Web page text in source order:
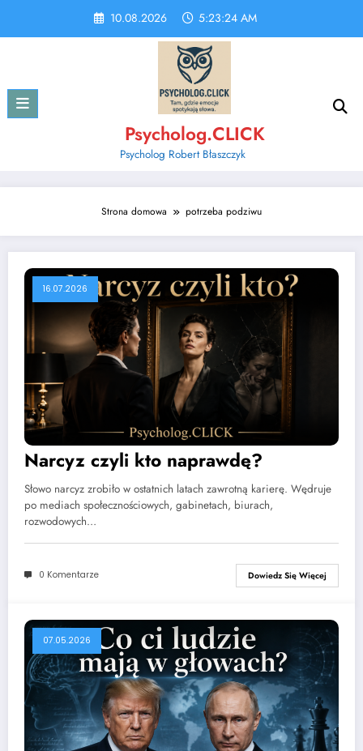
content
10.08.2026 5:23:24 AM
Psycholog.CLICK
Psycholog Robert Błaszczyk
Strona domowa potrzeba podziwu
16.07.2026
Narcyz czyli kto naprawdę?
Słowo narcyz zrobiło w ostatnich latach zawrotną karierę. Wędruje
po mediach społecznościowych, gabinetach, biurach,
rozwodowych…
0 Komentarze Dowiedz Się Więcej
07.05.2026